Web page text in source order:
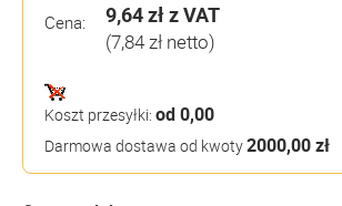
Cena: 9,64 złz VAT
(7,84 zł netto)
Koszt przesyłki: od 0,00
Darmowa dostawa od kwoty2000,00 zł